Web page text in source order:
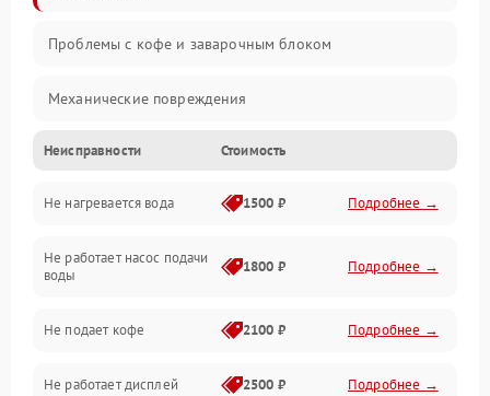
Проблемы с кофе и заварочным блоком
Механические повреждения
Прочие неисправности
Включение и работа
Проблемы с водой
Проблемы с капучинатором и паром
Управление и электроника
Неисправности Стоимость
Не нагревается вода 1500 ₽ Подробнее →
Не работает насос подачи
воды
1800 ₽ Подробнее →
Не подает кофе 2100 ₽ Подробнее →
Не работает дисплей 2500 ₽ Подробнее →